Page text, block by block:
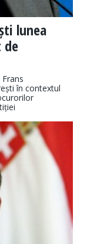
lunea
de
în contextul